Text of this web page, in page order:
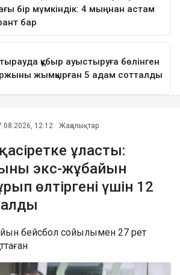
12:12 Жаңалықтар
ұласты:
экс-жұбайын
өлтіргені үшін 12
бейсбол сойылымен 27 рет